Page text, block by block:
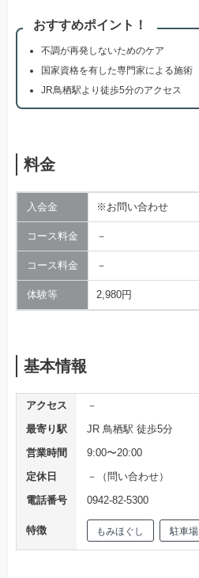
おすすめポイント！
不調が再発しないためのケア
国家資格を有した専門家による施術
JR鳥栖駅より徒歩5分のアクセス
料金
入会金 ※お問い合わせ
コース料金 －
コース料金 －
体験等 2,980円
基本情報
アクセス
－
最寄り駅
JR 鳥栖駅 徒歩5分
営業時間
9:00〜20:00
定休日
－（問い合わせ）
電話番号
0942-82-5300
特徴 もみほぐし 駐車場